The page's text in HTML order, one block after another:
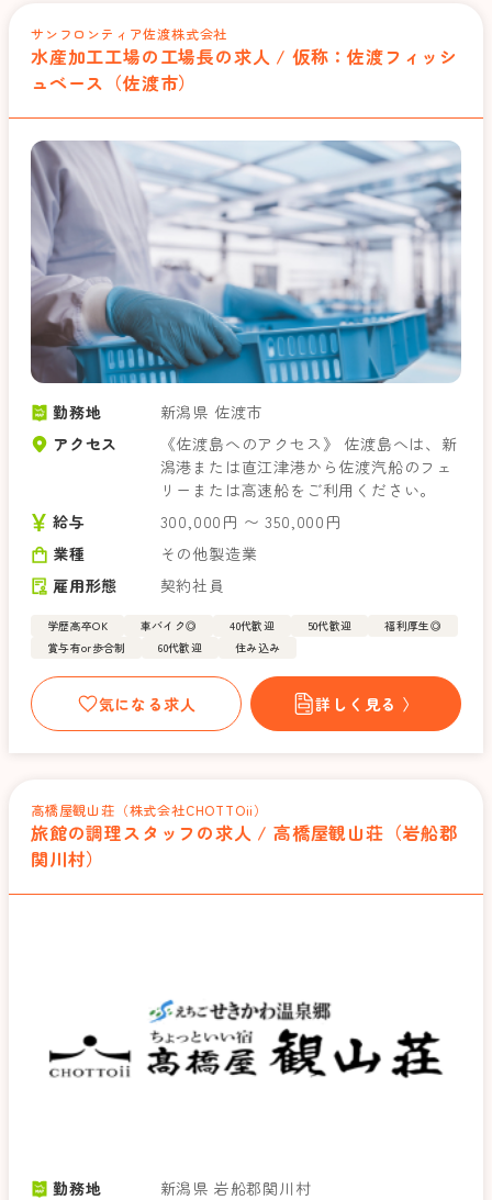
サンフロンティア佐渡株式会社
水産加工工場の工場長の求人 / 仮称：佐渡フィッシ
ュベース（佐渡市）
勤務地
新潟県 佐渡市
アクセス
《佐渡島へのアクセス》 佐渡島へは、新
潟港または直江津港から佐渡汽船のフェ
リーまたは高速船をご利用ください。
給与
300,000円 〜 350,000円
業種
その他製造業
雇用形態
契約社員
学歴高卒OK 車バイク◎ 40代歓迎 50代歓迎
福利厚生◎
賞与有or歩合制
60代歓迎 住み込み
気になる求人 詳しく見る 〉
高橋屋観山荘（株式会社CHOTTOii）
旅館の調理スタッフの求人 / 高橋屋観山荘（岩船郡
関川村）
勤務地
新潟県 岩船郡関川村